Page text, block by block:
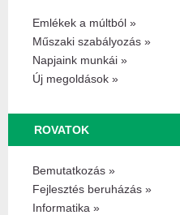
Emlékek a múltból »
Műszaki szabályozás »
Napjaink munkái »
Új megoldások »
ROVATOK
Bemutatkozás »
Fejlesztés beruházás »
Informatika »